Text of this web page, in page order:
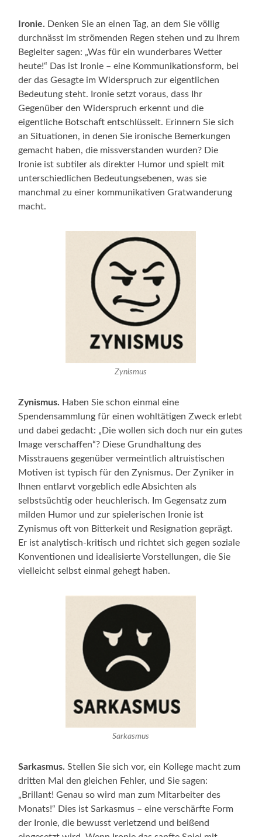
Ironie. Denken Sie an einen Tag, an dem Sie völlig
durchnässt im strömenden Regen stehen und zu Ihrem
Begleiter sagen: „Was für ein wunderbares Wetter
heute!“ Das ist Ironie – eine Kommunikationsform, bei
der das Gesagte im Widerspruch zur eigentlichen
Bedeutung steht. Ironie setzt voraus, dass Ihr
Gegenüber den Widerspruch erkennt und die
eigentliche Botschaft entschlüsselt. Erinnern Sie sich
an Situationen, in denen Sie ironische Bemerkungen
gemacht haben, die missverstanden wurden? Die
Ironie ist subtiler als direkter Humor und spielt mit
unterschiedlichen Bedeutungsebenen, was sie
manchmal zu einer kommunikativen Gratwanderung
macht.
Zynismus
Zynismus. Haben Sie schon einmal eine
Spendensammlung für einen wohltätigen Zweck erlebt
und dabei gedacht: „Die wollen sich doch nur ein gutes
Image verschaffen“? Diese Grundhaltung des
Misstrauens gegenüber vermeintlich altruistischen
Motiven ist typisch für den Zynismus. Der Zyniker in
Ihnen entlarvt vorgeblich edle Absichten als
selbstsüchtig oder heuchlerisch. Im Gegensatz zum
milden Humor und zur spielerischen Ironie ist
Zynismus oft von Bitterkeit und Resignation geprägt.
Er ist analytisch-kritisch und richtet sich gegen soziale
Konventionen und idealisierte Vorstellungen, die Sie
vielleicht selbst einmal gehegt haben.
Sarkasmus
Sarkasmus.Stellen Sie sich vor, ein Kollege macht zum
dritten Mal den gleichen Fehler, und Sie sagen:
„Brillant! Genau so wird man zum Mitarbeiter des
Monats!“ Dies ist Sarkasmus – eine verschärfte Form
der Ironie, die bewusst verletzend und beißend